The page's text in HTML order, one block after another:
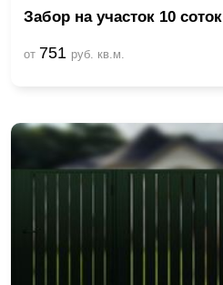
Забор на участок 10 соток
от 751 руб. кв.м.